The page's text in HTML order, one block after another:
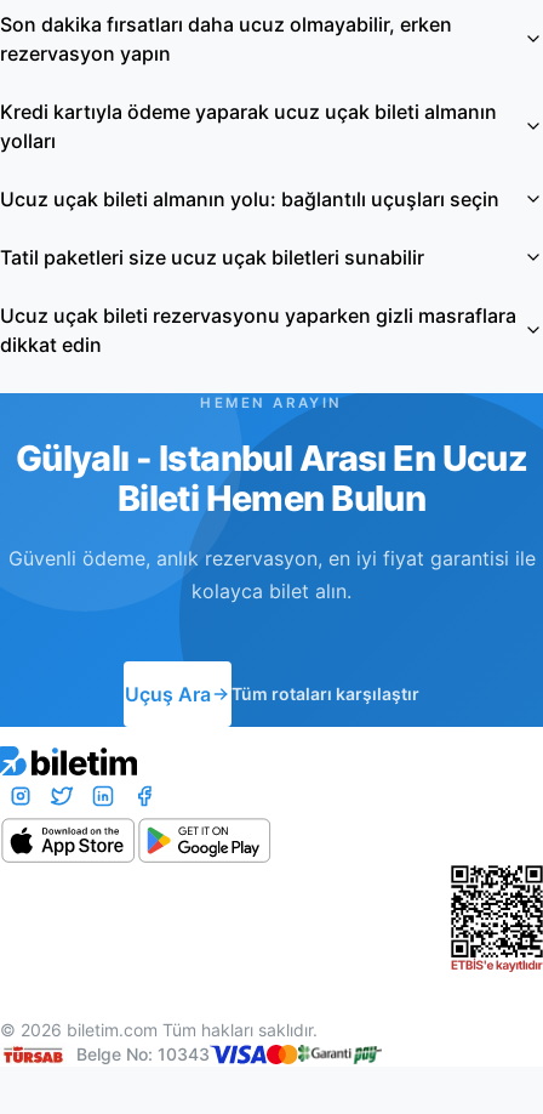
Son dakika fırsatları daha ucuz olmayabilir, erken
rezervasyon yapın
Kredi kartıyla ödeme yaparak ucuz uçak bileti almanın
yolları
Ucuz uçak bileti almanın yolu: bağlantılı uçuşları seçin
Tatil paketleri size ucuz uçak biletleri sunabilir
Ucuz uçak bileti rezervasyonu yaparken gizli masraflara
dikkat edin
HEMEN ARAYIN
Gülyalı - Istanbul Arası En Ucuz
Bileti Hemen Bulun
Güvenli ödeme, anlık rezervasyon, en iyi fiyat garantisi ile
kolayca bilet alın.
Uçuş Ara Tüm rotaları karşılaştır
© 2026 biletim.com Tüm hakları saklıdır.
Belge No: 10343